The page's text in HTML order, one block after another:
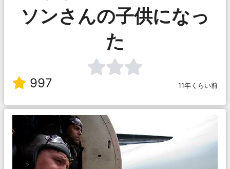
ソンさんの子供になっ
た
997 11年くらい前